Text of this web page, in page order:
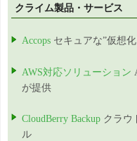
クライム製品・サービス
Accops セキュアな”仮想
AWS対応ソリューション
が提供
CloudBerry Backup クラウ
ル